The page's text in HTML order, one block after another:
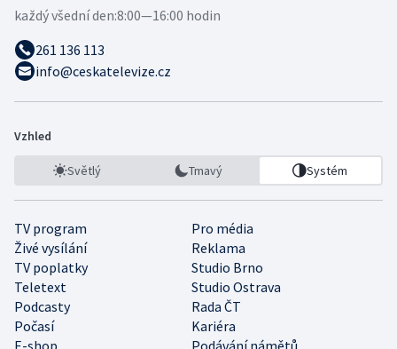
každý všední den:8:00—16:00 hodin
261 136 113
info@ceskatelevize.cz
Vzhled
Světlý Tmavý Systém
TV program
Pro média
Živé vysílání
Reklama
TV poplatky
Studio Brno
Teletext
Studio Ostrava
Podcasty
Rada ČT
Počasí
Kariéra
E-shop
Podávání námětů